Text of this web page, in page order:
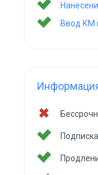
Ввод КМ